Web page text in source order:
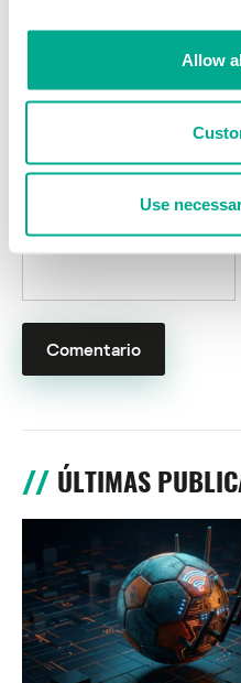
Allow
Use
Su dirección de correo
campos obligatorios están
Nombre*
ÚLTIMAS